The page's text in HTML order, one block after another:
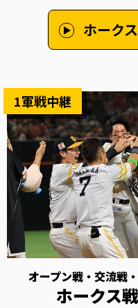
ホーク
1軍戦中継
オープン戦・交流戦
ホークス